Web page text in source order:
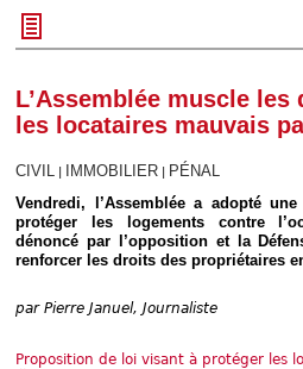
L’Assemblée muscle
les locataires mauvais
CIVIL IMMOBILIER
PÉNAL
Vendredi, l’Assemblée a adopté
protéger les logements contre
dénoncé par l’opposition et la
renforcer les droits des propriétaires
par Pierre Januel, Journaliste
Proposition de loi visant à protéger les